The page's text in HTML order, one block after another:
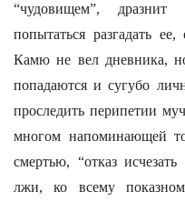
“чудовищем”,
попытаться разгадать
Камю не вел дневника,
попадаются и сугубо
проследить перипетии
многом напоминающей
смертью, “отказ
лжи, ко всему